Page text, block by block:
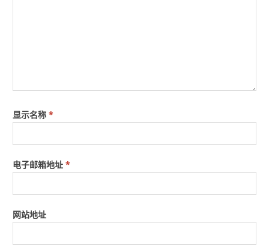
显示名称*
电子邮箱地址*
网站地址